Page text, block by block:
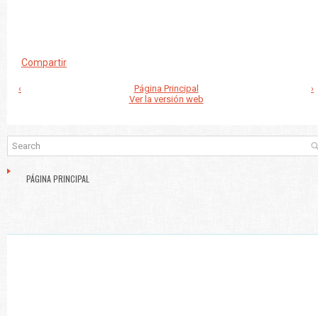
Compartir
‹ ›
Página Principal
Ver la versión web
PÁGINA PRINCIPAL